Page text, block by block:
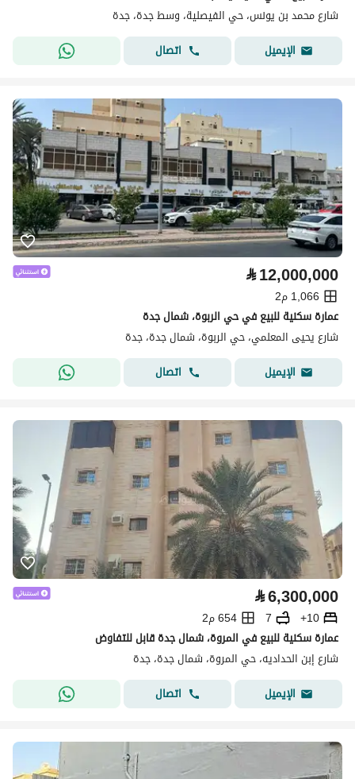
شارع محمد بن يونس، حي الفيصلية، وسط جدة، جدة
الإيميل
اتصال
⃁12,000,000
1,066 م2
عمارة سكنية للبيع في حي الربوة، شمال جدة
شارع يحيى المعلمي، حي الربوة، شمال جدة، جدة
الإيميل
اتصال
⃁6,300,000
10+
7
654 م2
عمارة سكنية للبيع في المروة، شمال جدة قابل للتفاوض
شارع إبن الحداديه، حي المروة، شمال جدة، جدة
الإيميل
اتصال